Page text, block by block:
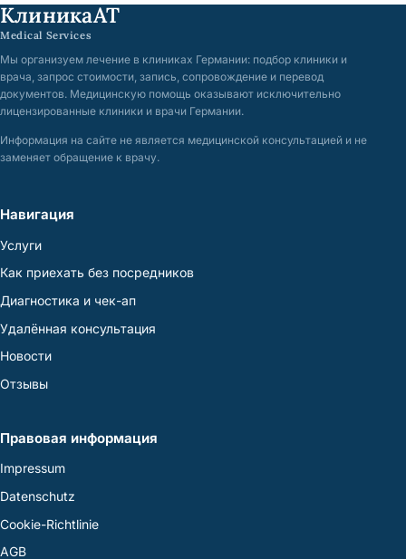
КлиникаАТ
Medical Services
Мы организуем лечение в клиниках Германии: подбор клиники и
врача, запрос стоимости, запись, сопровождение и перевод
документов. Медицинскую помощь оказывают исключительно
лицензированные клиники и врачи Германии.
Информация на сайте не является медицинской консультацией и не
заменяет обращение к врачу.
Навигация
Услуги
Как приехать без посредников
Диагностика и чек-ап
Удалённая консультация
Новости
Отзывы
Правовая информация
Impressum
Datenschutz
Cookie-Richtlinie
AGB